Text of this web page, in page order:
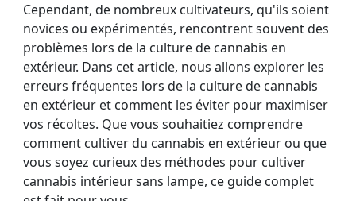
Cependant, de nombreux cultivateurs, qu'ils soient
novices ou expérimentés, rencontrent souvent des
problèmes lors de la culture de cannabis en
extérieur. Dans cet article, nous allons explorer les
erreurs fréquentes lors de la culture de cannabis
en extérieur et comment les éviter pour maximiser
vos récoltes. Que vous souhaitiez comprendre
comment cultiver du cannabis en extérieur ou que
vous soyez curieux des méthodes pour cultiver
cannabis intérieur sans lampe, ce guide complet